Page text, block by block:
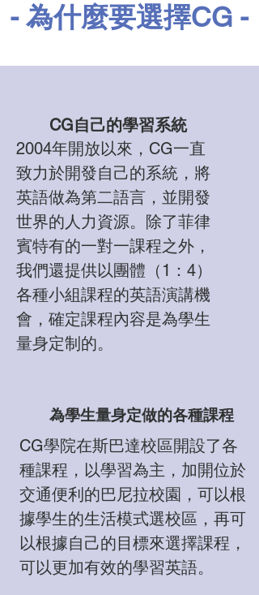
- 為什麼要選擇CG -
CG自己的學習系統
2004年開放以來，CG一直
致力於開發自己的系統，將
英語做為第二語言，並開發
世界的人力資源。除了菲律
賓特有的一對一課程之外，
我們還提供以團體（1：4）
各種小組課程的英語演講機
會，確定課程內容是為學生
量身定制的。
為學生量身定做的各種課程
CG學院在斯巴達校區開設了各
種課程，以學習為主，加開位於
交通便利的巴尼拉校園，可以根
據學生的生活模式選校區，再可
以根據自己的目標來選擇課程，
可以更加有效的學習英語。